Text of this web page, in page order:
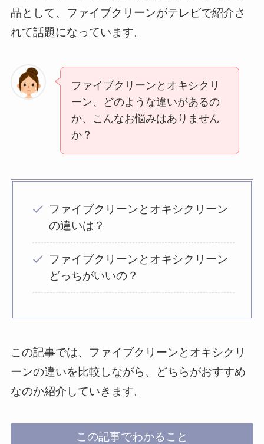
品として、ファイブクリーンがテレビで紹介さ
れて話題になっています。
ファイブクリーンとオキシクリ
ーン、どのような違いがあるの
か、こんなお悩みはありません
か？
ファイブクリーンとオキシクリーン
の違いは？
ファイブクリーンとオキシクリーン
どっちがいいの？
この記事では、ファイブクリーンとオキシクリ
ーンの違いを比較しながら、どちらがおすすめ
なのか紹介していきます。
この記事でわかること